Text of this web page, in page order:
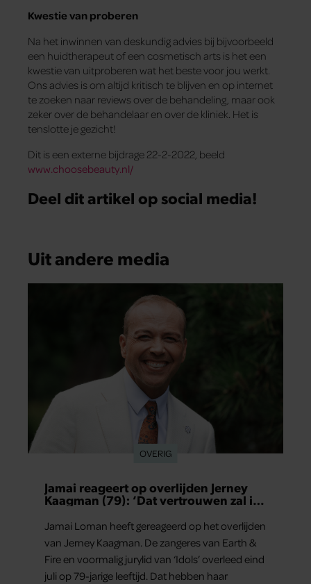
Kwestie van proberen
Na het inwinnen van deskundig advies bij bijvoorbeeld
een huidtherapeut of een cosmetisch arts is het een
kwestie van uitproberen wat het beste voor jou werkt.
Ons advies is om altijd kritisch te blijven en op internet
te zoeken naar reviews over de behandeling, maar ook
zeker over de behandelaar en over de kliniek. Het is
tenslotte je gezicht!
Dit is een externe bijdrage 22-2-2022, beeld
www.choosebeauty.nl/
Deel dit artikel op social media!
Uit andere media
OVERIG
Jamai reageert op overlijden Jerney
Kaagman (79): ‘Dat vertrouwen zal ik
Jamai Loman heeft gereageerd op het overlijden
van Jerney Kaagman. De zangeres van Earth &
Fire en voormalig jurylid van ‘Idols’ overleed eind
juli op 79-jarige leeftijd. Dat hebben haar